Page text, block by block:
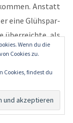
Anstatt
eine Glühspar­
über­reich­te, als
ein blü­hen­der
Wenn du die
Cookies zu.
Cookies, findest du